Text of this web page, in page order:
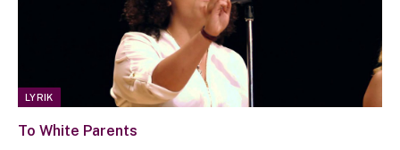
LYRIK
To White Parents